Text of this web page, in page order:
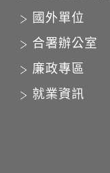
國外單位
合署辦公室
廉政專區
就業資訊